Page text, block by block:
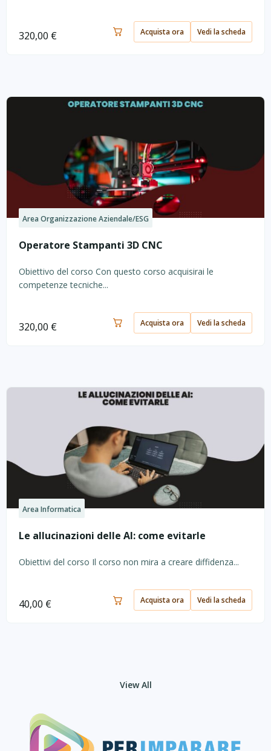
320,00 € Acquista ora Vedi la scheda
Area Organizzazione Aziendale/ESG
Operatore Stampanti 3D CNC
Obiettivo del corso Con questo corso acquisirai le
competenze tecniche...
320,00 € Acquista ora Vedi la scheda
Area Informatica
Le allucinazioni delle AI: come evitarle
Obiettivi del corso Il corso non mira a creare diffidenza...
40,00 € Acquista ora Vedi la scheda
View All